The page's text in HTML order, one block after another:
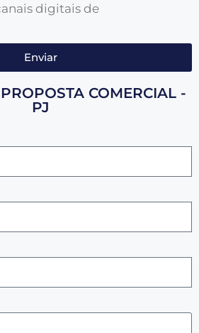
digitais de
Enviar
COMERCIAL -
PJ